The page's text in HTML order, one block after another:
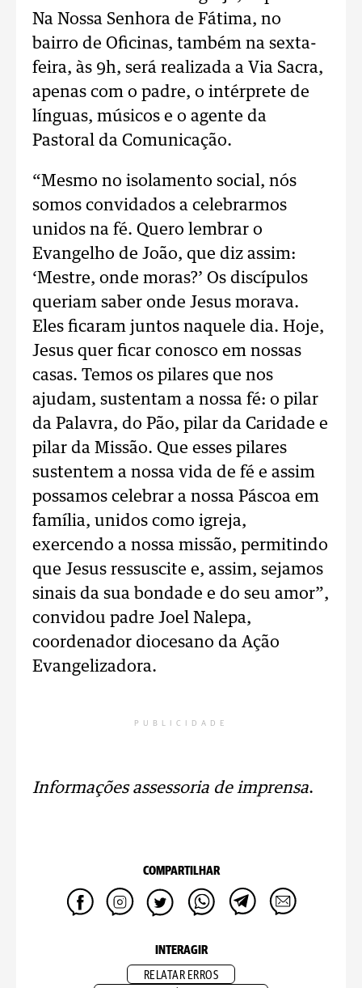
Na Nossa Senhora de Fátima, no
bairro de Oficinas, também na sexta-
feira, às 9h, será realizada a Via Sacra,
apenas com o padre, o intérprete de
línguas, músicos e o agente da
Pastoral da Comunicação.
“Mesmo no isolamento social, nós
somos convidados a celebrarmos
unidos na fé. Quero lembrar o
Evangelho de João, que diz assim:
‘Mestre, onde moras?’ Os discípulos
queriam saber onde Jesus morava.
Eles ficaram juntos naquele dia. Hoje,
Jesus quer ficar conosco em nossas
casas. Temos os pilares que nos
ajudam, sustentam a nossa fé: o pilar
da Palavra, do Pão, pilar da Caridade e
pilar da Missão. Que esses pilares
sustentem a nossa vida de fé e assim
possamos celebrar a nossa Páscoa em
família, unidos como igreja,
exercendo a nossa missão, permitindo
que Jesus ressuscite e, assim, sejamos
sinais da sua bondade e do seu amor”,
convidou padre Joel Nalepa,
coordenador diocesano da Ação
Evangelizadora.
PUBLICIDADE
Informações assessoria de imprensa.
COMPARTILHAR
INTERAGIR
RELATAR ERROS